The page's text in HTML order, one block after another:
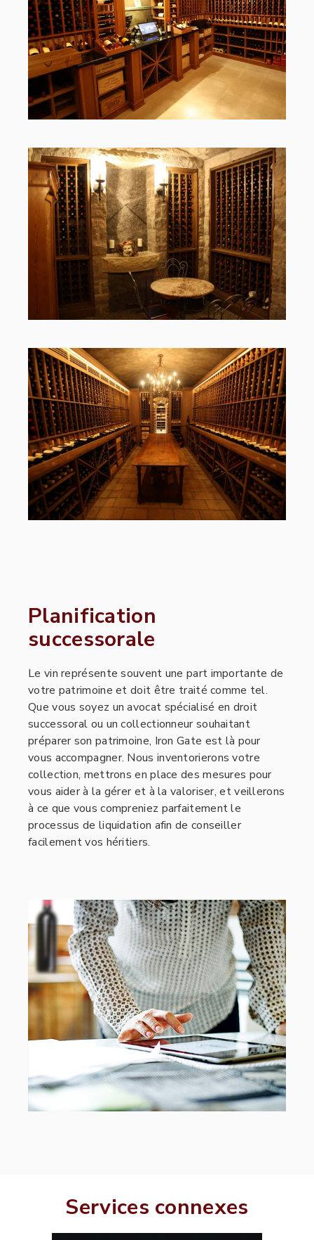
Planification
successorale
Le vin représente souvent une part importante de
votre patrimoine et doit être traité comme tel.
Que vous soyez un avocat spécialisé en droit
successoral ou un collectionneur souhaitant
préparer son patrimoine, Iron Gate est là pour
vous accompagner. Nous inventorierons votre
collection, mettrons en place des mesures pour
vous aider à la gérer et à la valoriser, et veillerons
à ce que vous compreniez parfaitement le
processus de liquidation afin de conseiller
facilement vos héritiers.
Services connexes